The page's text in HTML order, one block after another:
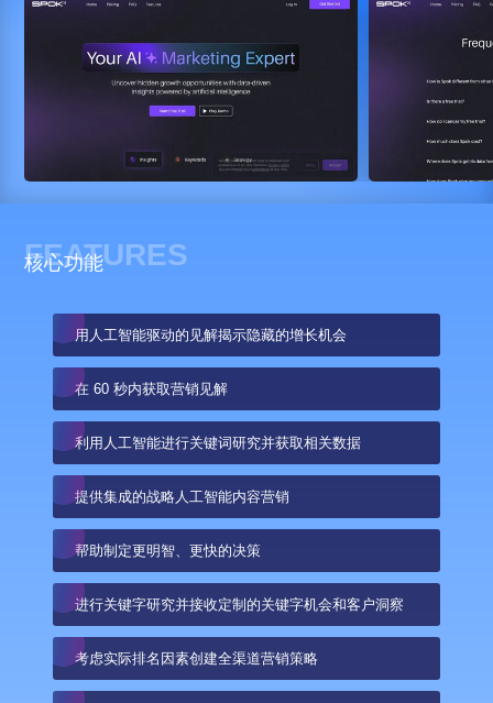
FEATURES
核心功能
用人工智能驱动的见解揭示隐藏的增长机会
在 60 秒内获取营销见解
利用人工智能进行关键词研究并获取相关数据
提供集成的战略人工智能内容营销
帮助制定更明智、更快的决策
进行关键字研究并接收定制的关键字机会和客户洞察
考虑实际排名因素创建全渠道营销策略